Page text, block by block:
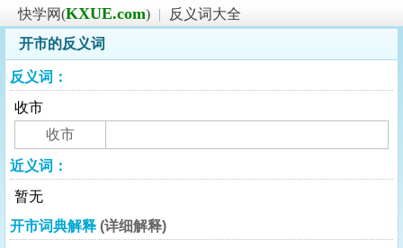
快学网(KXUE.com) |
反义词大全
开市的反义词
反义词：
收市
收市
近义词：
暂无
开市词典解释 (详细解释)